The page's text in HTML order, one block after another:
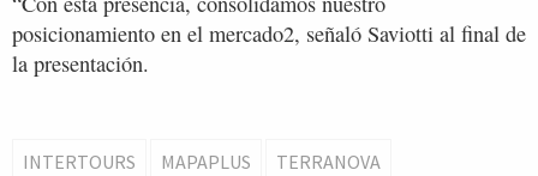
posicionamiento en el mercado2, señaló Saviotti al final de
la presentación.
INTERTOURS MAPAPLUS TERRANOVA